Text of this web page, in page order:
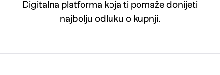
Digitalna platforma koja ti pomaže donijeti
najbolju odluku o kupnji.